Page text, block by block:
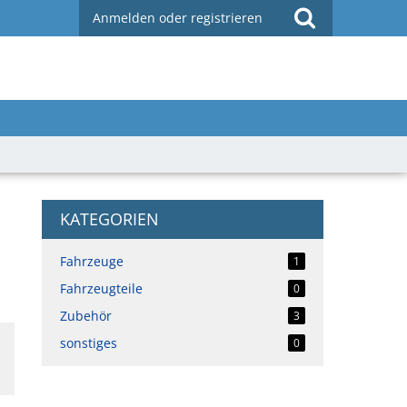
Anmelden oder registrieren
KATEGORIEN
Fahrzeuge 1
Fahrzeugteile 0
Zubehör 3
sonstiges 0